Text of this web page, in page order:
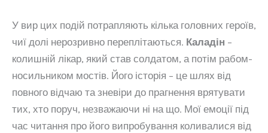
У вир цих подій потрапляють кілька головних героїв,
чиї долі нерозривно переплітаються. Каладін –
колишній лікар, який став солдатом, а потім рабом-
носильником мостів. Його історія – це шлях від
повного відчаю та зневіри до прагнення врятувати
тих, хто поруч, незважаючи ні на що. Мої емоції під
час читання про його випробування коливалися від